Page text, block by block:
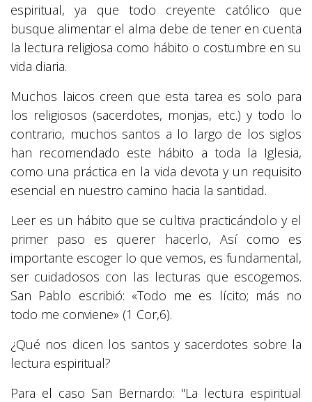
espiritual, ya que todo creyente católico que
busque alimentar el alma debe de tener en cuenta
la lectura religiosa como hábito o costumbre en su
vida diaria.
Muchos laicos creen que esta tarea es solo para
los religiosos (sacerdotes, monjas, etc.) y todo lo
contrario, muchos santos a lo largo de los siglos
han recomendado este hábito a toda la Iglesia,
como una práctica en la vida devota y un requisito
esencial en nuestro camino hacia la santidad.
Leer es un hábito que se cultiva practicándolo y el
primer paso es querer hacerlo, Así como es
importante escoger lo que vemos, es fundamental,
ser cuidadosos con las lecturas que escogemos.
San Pablo escribió: «Todo me es lícito; más no
todo me conviene» (1 Cor,6).
¿Qué nos dicen los santos y sacerdotes sobre la
lectura espiritual?
Para el caso San Bernardo: "La lectura espiritual